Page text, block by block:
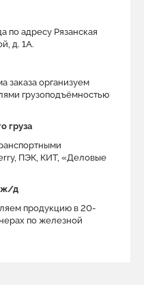
по адресу Рязанская
д. 1A.
заказа организуем
грузоподъёмностью
груза
ПЭК, КИТ, «Деловые
ж/д
продукцию в 20-
по железной